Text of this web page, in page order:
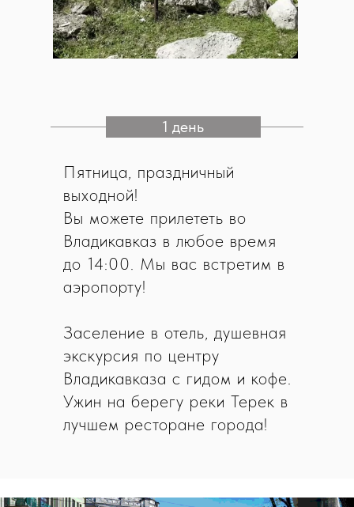
1 день
Пятница, праздничный
выходной!
Вы можете прилететь во
Владикавказ в любое время
до 14:00. Мы вас встретим в
аэропорту!
Заселение в отель, душевная
экскурсия по центру
Владикавказа с гидом и кофе.
Ужин на берегу реки Терек в
лучшем ресторане города!